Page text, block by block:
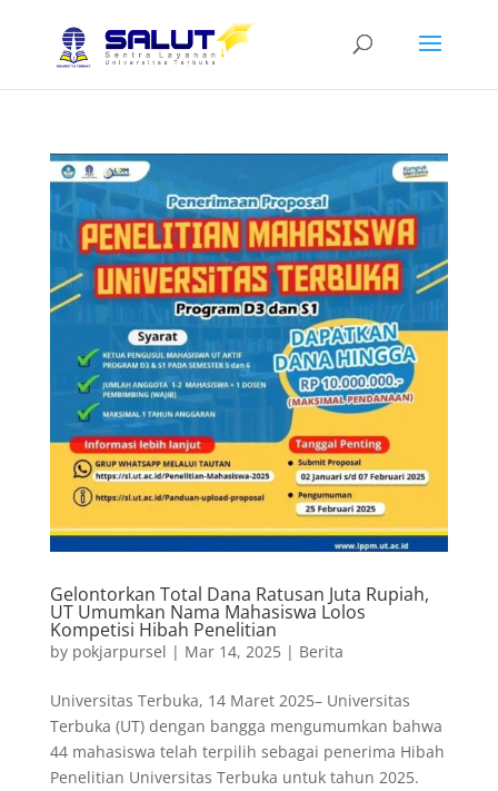
Gelontorkan Total Dana Ratusan Juta Rupiah,
UT Umumkan Nama Mahasiswa Lolos
Kompetisi Hibah Penelitian
by pokjarpursel | Mar 14, 2025| Berita
Universitas Terbuka, 14 Maret 2025– Universitas
Terbuka (UT) dengan bangga mengumumkan bahwa
44 mahasiswa telah terpilih sebagai penerima Hibah
Penelitian Universitas Terbuka untuk tahun 2025.